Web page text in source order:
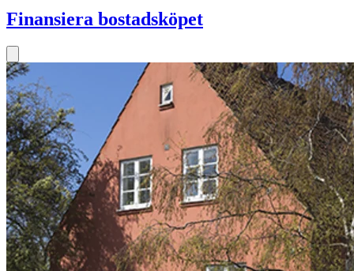
Finansiera bostadsköpet